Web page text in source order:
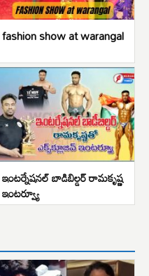
fashion show at warangal
ఇంటర్నేషనల్ బాడిబిల్డర్ రామకృష్ణ
ఇంటర్వ్యూ